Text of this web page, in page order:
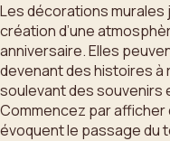
Les décorations murales
création d’une
anniversaire. Elles
devenant des histoires
soulevant des souvenirs
Commencez par
évoquent le passage du